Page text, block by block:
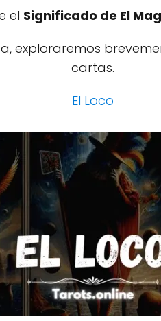
el Significado de El
exploraremos
cartas.
El Loco